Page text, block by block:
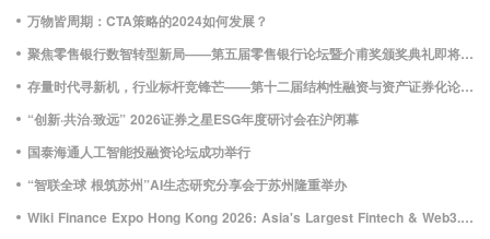
万物皆周期：CTA策略的2024如何发展？
聚焦零售银行数智转型新局——第五届零售银行论坛暨介甫奖颁奖典礼即将启幕
存量时代寻新机，行业标杆竞锋芒——第十二届结构性融资与资产证券化论坛暨介甫奖评选正式启动
“创新·共治·致远” 2026证券之星ESG年度研讨会在沪闭幕
国泰海通人工智能投融资论坛成功举行
“智联全球 根筑苏州”AI生态研究分享会于苏州隆重举办
Wiki Finance Expo Hong Kong 2026: Asia's Largest Fintech & Web3.0 event Set for July!